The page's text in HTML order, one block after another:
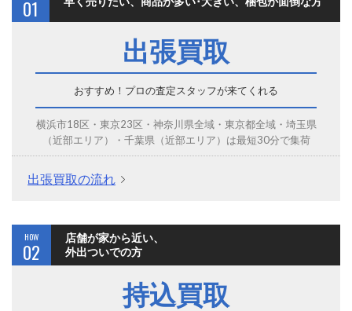
01
出張買取
おすすめ！プロの査定スタッフが来てくれる
横浜市18区・東京23区・神奈川県全域・東京都全域・埼玉県
（近部エリア）・千葉県（近部エリア）は最短30分で集荷
出張買取の流れ
HOW
02
店舗が家から近い、
外出ついでの方
持込買取